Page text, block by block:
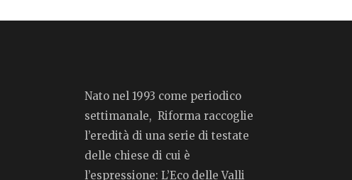
Nato nel 1993 come periodico
settimanale, Riforma raccoglie
l’eredità di una serie di testate
delle chiese di cui è
l’espressione: L’Eco delle Valli